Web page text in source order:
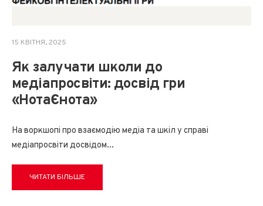
15 КВІТНЯ, 2025
Як залучати школи до
медіапросвіти: досвід гри
«НотаЄнота»
На воркшопі про взаємодію медіа та шкіл у справі
медіапросвіти досвідом...
ЧИТАТИ БІЛЬШЕ